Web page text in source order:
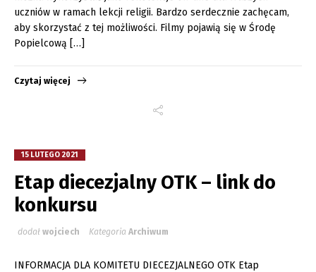
uczniów w ramach lekcji religii. Bardzo serdecznie zachęcam,
aby skorzystać z tej możliwości. Filmy pojawią się w Środę
Popielcową […]
Czytaj więcej
15 LUTEGO 2021
Etap diecezjalny OTK – link do
konkursu
dodał wojciech Kategoria Archiwum
INFORMACJA DLA KOMITETU DIECEZJALNEGO OTK Etap